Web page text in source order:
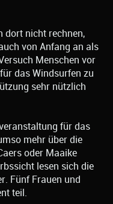
dort nicht rechnen,
von Anfang an als
Menschen vor
das Windsurfen zu
sehr nützlich
für das
mehr über die
oder Maaike
lesen sich die
Fünf Frauen und
teil.